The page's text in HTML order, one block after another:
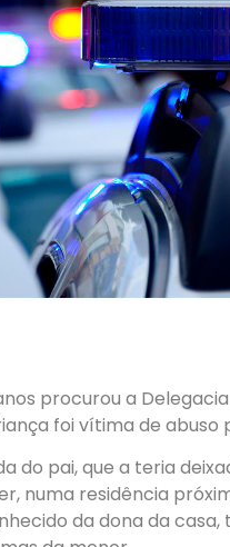
procurou a
foi vítima de abuso
do pai, que a teria
numa residência
da dona da casa,